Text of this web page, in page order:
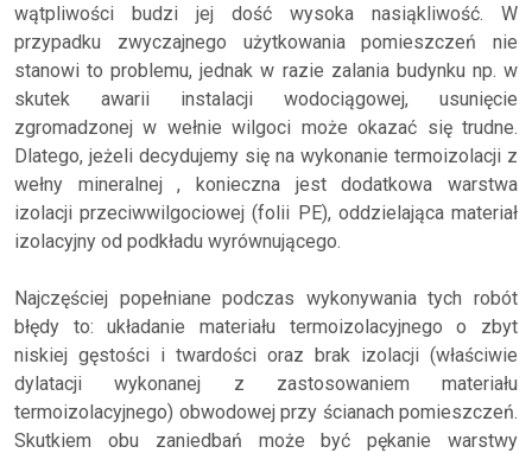
wątpliwości budzi jej dość wysoka nasiąkliwość. W
przypadku zwyczajnego użytkowania pomieszczeń nie
stanowi to problemu, jednak w razie zalania budynku np. w
skutek awarii instalacji wodociągowej, usunięcie
zgromadzonej w wełnie wilgoci może okazać się trudne.
Dlatego, jeżeli decydujemy się na wykonanie termoizolacji z
wełny mineralnej , konieczna jest dodatkowa warstwa
izolacji przeciwwilgociowej (folii PE), oddzielająca materiał
izolacyjny od podkładu wyrównującego.
Najczęściej popełniane podczas wykonywania tych robót
błędy to: układanie materiału termoizolacyjnego o zbyt
niskiej gęstości i twardości oraz brak izolacji (właściwie
dylatacji wykonanej z zastosowaniem materiału
termoizolacyjnego) obwodowej przy ścianach pomieszczeń.
Skutkiem obu zaniedbań może być pękanie warstwy